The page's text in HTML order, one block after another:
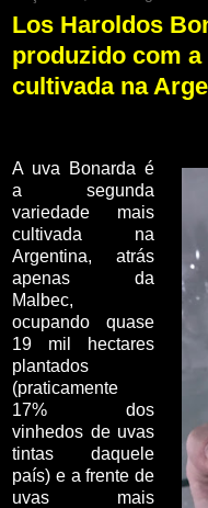
Los Haroldos
produzido com
cultivada na
A uva Bonarda é
a segunda
variedade mais
cultivada na
Argentina, atrás
apenas da
Malbec,
ocupando quase
19 mil hectares
plantados
(praticamente
17% dos
vinhedos de uvas
tintas daquele
país) e a frente de
uvas mais